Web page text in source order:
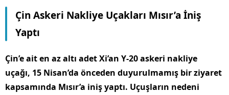
Çin Askeri Nakliye Uçakları Mısır’a İniş
Yaptı
Çin’e ait en az altı adet Xi’an Y-20 askeri nakliye
uçağı, 15 Nisan’da önceden duyurulmamış bir ziyaret
kapsamında Mısır’a iniş yaptı. Uçuşların nedeni